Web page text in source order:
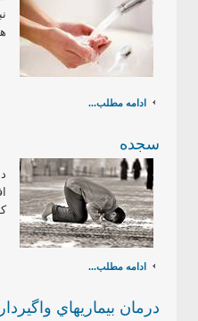
ادامه مطلب...
سجده
ادامه مطلب...
درمان بيماريهاي واگيردار